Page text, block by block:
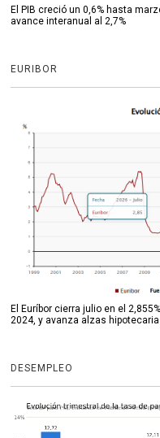
El PIB creció un 0,6% hasta
avance interanual al 2,7%
EURIBOR
El Euríbor cierra julio en el
2024, y avanza alzas
DESEMPLEO